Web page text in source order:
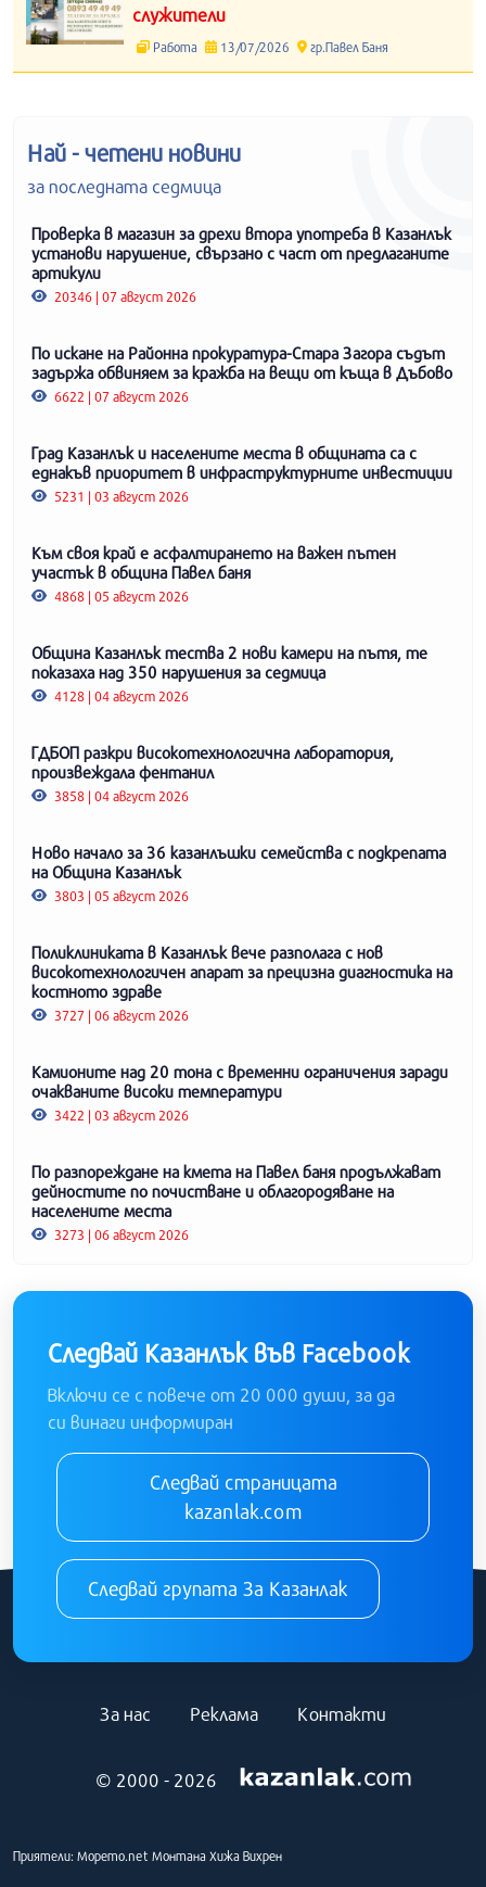
служители
Работа 13/07/2026 гр.Павел Баня
Най - четени новини
за последната седмица
Проверка в магазин за дрехи втора употреба в Казанлък
установи нарушение, свързано с част от предлаганите
артикули
20346 | 07 август 2026
По искане на Районна прокуратура-Стара Загора съдът
задържа обвиняем за кражба на вещи от къща в Дъбово
6622 | 07 август 2026
Град Казанлък и населените места в общината са с
еднакъв приоритет в инфраструктурните инвестиции
5231 | 03 август 2026
Към своя край е асфалтирането на важен пътен
участък в община Павел баня
4868 | 05 август 2026
Община Казанлък тества 2 нови камери на пътя, те
показаха над 350 нарушения за седмица
4128 | 04 август 2026
ГДБОП разкри високотехнологична лаборатория,
произвеждала фентанил
3858 | 04 август 2026
Ново начало за 36 казанлъшки семейства с подкрепата
на Община Казанлък
3803 | 05 август 2026
Поликлиниката в Казанлък вече разполага с нов
високотехнологичен апарат за прецизна диагностика на
костното здраве
3727 | 06 август 2026
Камионите над 20 тона с временни ограничения заради
очакваните високи температури
3422 | 03 август 2026
По разпореждане на кмета на Павел баня продължават
дейностите по почистване и облагородяване на
населените места
3273 | 06 август 2026
Следвай Казанлък във Facebook
Включи се с повече от 20 000 души, за да
си винаги информиран
Следвай страницата
kazanlak.com
Следвай групата За Казанлак
© 2000 - 2026
За нас Реклама Контакти
Приятели: Морето.net Монтана Хижа Вихрен